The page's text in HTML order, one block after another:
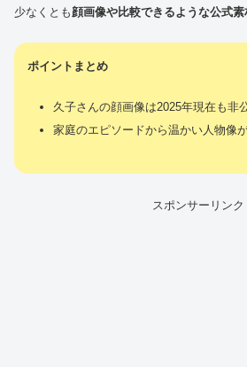
少なくとも 顔画像や比較できるような公式素
ポイントまとめ
久子さんの顔画像は2025年現在も非公
家庭のエピソードから温かい人物像が
スポンサーリンク